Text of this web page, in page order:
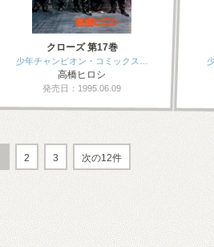
クローズ 第17巻
少年チャンピオン・コミックス…
高橋ヒロシ
発売日：1995.06.09
2 3 次の12件